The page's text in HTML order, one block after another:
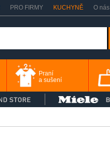
PRO FIRMY KUCHYNĚ O nás
Praní
a sušení